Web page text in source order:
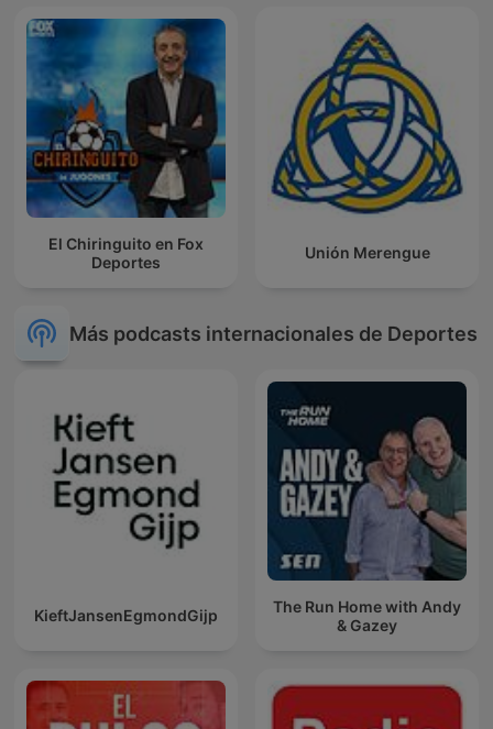
El Chiringuito en Fox
Deportes
Unión Merengue
Más podcasts internacionales de Deportes
KieftJansenEgmondGijp
The Run Home with Andy
& Gazey